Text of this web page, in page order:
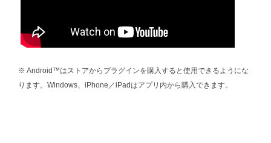
※ Android™はストアからプラグインを購入すると使用できるようにな
ります。Windows、iPhone／iPadはアプリ内から購入できます。